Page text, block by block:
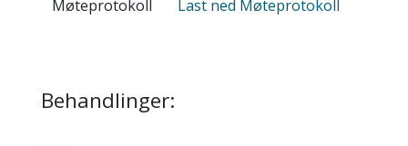
Møteprotokoll Last ned Møteprotokoll
Behandlinger: